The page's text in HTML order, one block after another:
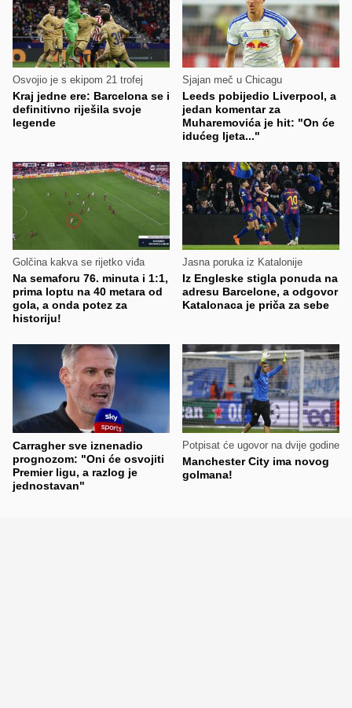
Osvojio je s ekipom 21 trofej
Kraj jedne ere: Barcelona se i
definitivno riješila svoje
legende
Sjajan meč u Chicagu
Leeds pobijedio Liverpool, a
jedan komentar za
Muharemovića je hit: "On će
idućeg ljeta..."
Golčina kakva se rijetko viđa
Na semaforu 76. minuta i 1:1,
prima loptu na 40 metara od
gola, a onda potez za
historiju!
Jasna poruka iz Katalonije
Iz Engleske stigla ponuda na
adresu Barcelone, a odgovor
Katalonaca je priča za sebe
Carragher sve iznenadio
prognozom: "Oni će osvojiti
Premier ligu, a razlog je
jednostavan"
Potpisat će ugovor na dvije godine
Manchester City ima novog
golmana!